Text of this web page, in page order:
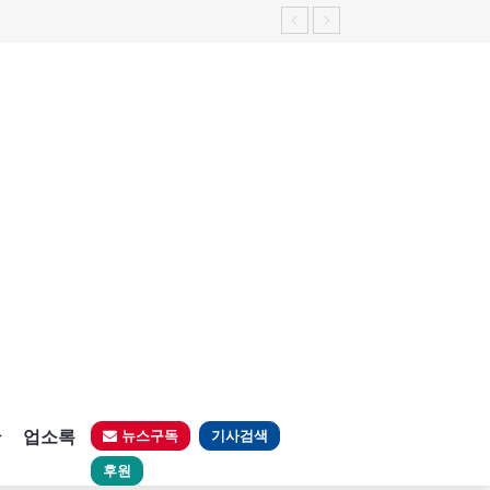
업소록 뉴스구독 기사검색
후원